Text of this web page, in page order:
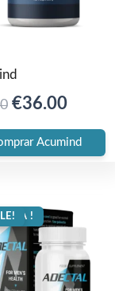
Original
price
was:
€36.00
price
is:
Acumind
!